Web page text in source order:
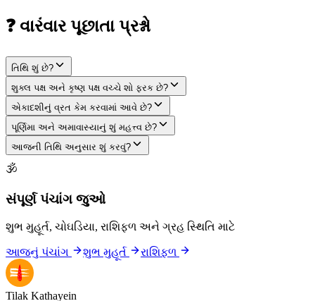
❓ વારંવાર પૂછાતા પ્રશ્નો
તિથિ શું છે?
શુક્લ પક્ષ અને કૃષ્ણ પક્ષ વચ્ચે શો ફરક છે?
એકાદશીનું વ્રત કેમ કરવામાં આવે છે?
પૂર્ણિમા અને અમાવાસ્યાનું શું મહત્ત્વ છે?
આજની તિથિ અનુસાર શું કરવું?
🕉
સંપૂર્ણ પંચાંગ જુઓ
શુભ મુહૂર્ત, ચોઘડિયા, રાશિફળ અને ગ્રહ સ્થિતિ માટે
આજનું પંચાંગ શુભ મુહૂર્ત રાશિફળ
Tilak Kathayein